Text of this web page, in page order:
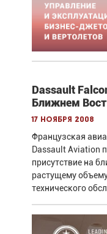
Dassault
Ближнем
17 ноября 2008
Французская
Dassault Aviation
присутствие на
растущему
технического